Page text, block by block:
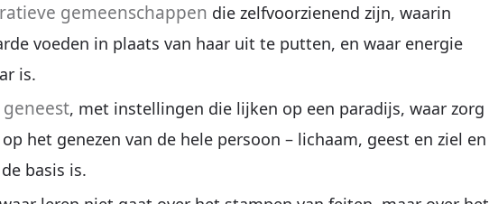
gemeenschappen die zelfvoorzienend zijn, waarin
voeden in plaats van haar uit te putten, en waar energie
is.
, met instellingen die lijken op een paradijs, waar zorg
het genezen van de hele persoon – lichaam, geest en ziel en
basis is.